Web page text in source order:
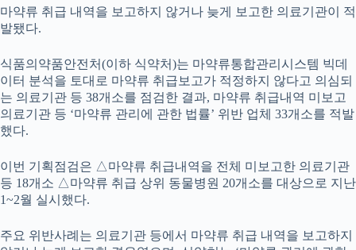
마약류 취급 내역을 보고하지 않거나 늦게 보고한 의료기관이 적
발됐다.
식품의약품안전처(이하 식약처)는 마약류통합관리시스템 빅데
이터 분석을 토대로 마약류 취급보고가 적정하지 않다고 의심되
는 의료기관 등 38개소를 점검한 결과, 마약류 취급내역 미보고
의료기관 등 ‘마약류 관리에 관한 법률’ 위반 업체 33개소를 적발
했다.
이번 기획점검은 △마약류 취급내역을 전체 미보고한 의료기관
등 18개소 △마약류 취급 상위 동물병원 20개소를 대상으로 지난
1~2월 실시했다.
주요 위반사례는 의료기관 등에서 마약류 취급 내역을 보고하지